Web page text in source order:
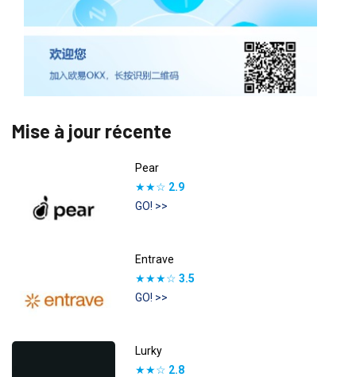
Mise à jour récente
Pear
★★☆ 2.9
GO! >>
Entrave
★★★☆ 3.5
GO! >>
Lurky
★★☆ 2.8